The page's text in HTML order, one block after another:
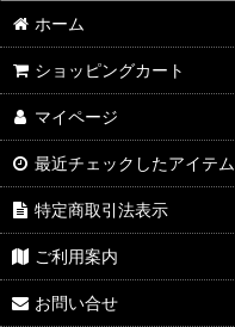
ホーム
ショッピングカート
マイページ
最近チェックしたアイテム
特定商取引法表示
ご利用案内
お問い合せ